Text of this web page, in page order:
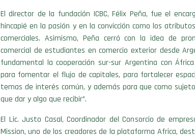
El director de la fundación ICBC, Félix Peña, fue el
hincapié en la pasión y en la convicción como los
comerciales. Asimismo, Peña cerró con la idea de
comercial de estudiantes en comercio exterior desde
fundamental la cooperación sur-sur Argentina con
para fomentar el flujo de capitales, para fortalecer
temas de interés común, y además para que como
que dar y algo que recibir”.
El Lic. Justo Casal, Coordinador del Consorcio de
Mission, uno de los creadores de la plataforma Africa,